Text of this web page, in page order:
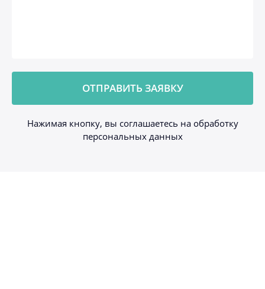
Нажимая кнопку, вы соглашаетесь на обработку
персональных данных